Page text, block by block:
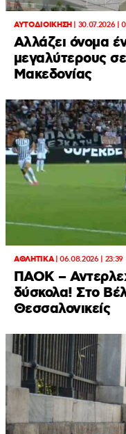
ΑΥΤΟΔΙΟΙΚΗΣΗ| 30.07.2026 |
Αλλάζει όνομα
μεγαλύτερους
Μακεδονίας
ΑΘΛΗΤΙΚΑ|06.08.2026 | 23:39
ΠΑΟΚ –
δύσκολα! Στο
Θεσσαλονικείς